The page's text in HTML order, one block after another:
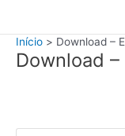
Início Download –
Download –